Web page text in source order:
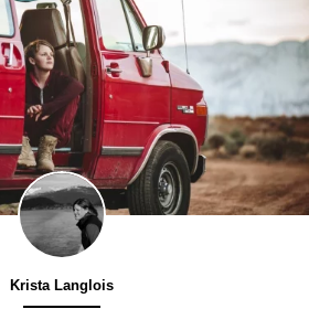
Krista Langlois